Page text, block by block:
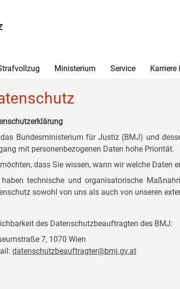
Ministerium Service Karriere
Bundesministerium für Justiz (BMJ) und
mit personenbezogenen Daten hohe Priorität.
dass Sie wissen, wann wir welche Daten
technische und organisatorische
sowohl von uns als auch von unseren
des Datenschutzbeauftragten des BMJ:
7, 1070 Wien
datenschutzbeauftragter@bmj.gv.at